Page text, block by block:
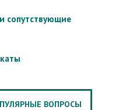
сопутствующие
ВОПРОСЫ